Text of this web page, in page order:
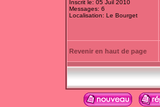
Inscrit le: 05 Juil 2010
Messages: 6
Localisation: Le Bourget
Revenir en haut de page